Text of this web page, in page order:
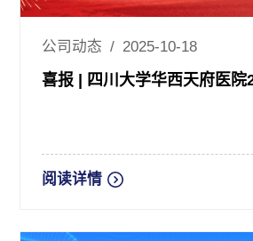
公司动态 / 2025-10-18
阅读详情